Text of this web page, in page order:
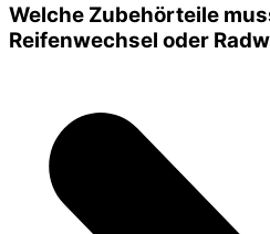
Welche Zubehörteile
Reifenwechsel oder